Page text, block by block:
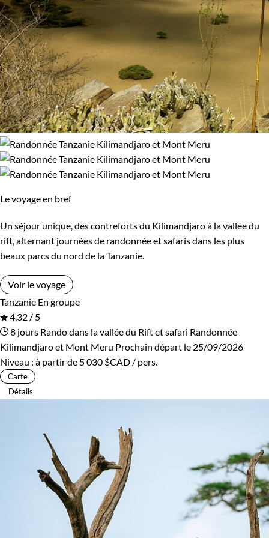
Régions
Kilimandjaro et Mont Meru
Lac Manyara
Ngorongoro Parcs Nationaux du Nord
Serengeti Tarangire
Vallée du Rift Zanzibar
Confort
Bivouac, sous tente
Supérieur
Environnement
Brousse et Savane
Le voyage en bref
Un séjour unique, des contreforts du Kilimandjaro à la vallée du
rift, alternant journées de randonnée et safaris dans les plus
beaux parcs du nord de la Tanzanie.
Voir le voyage
Tanzanie En groupe
4,32 / 5
8 jours Rando dans la vallée du Rift et safari Randonnée
Kilimandjaro et Mont Meru Prochain départ le 25/09/2026
Niveau : à partir de 5 030 $CAD / pers.
Carte
Détails